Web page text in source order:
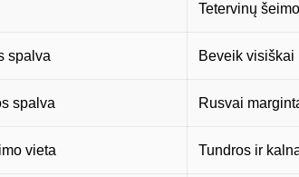
Tetervinų
spalva Beveik visiškai
spalva Rusvai
vieta Tundros ir